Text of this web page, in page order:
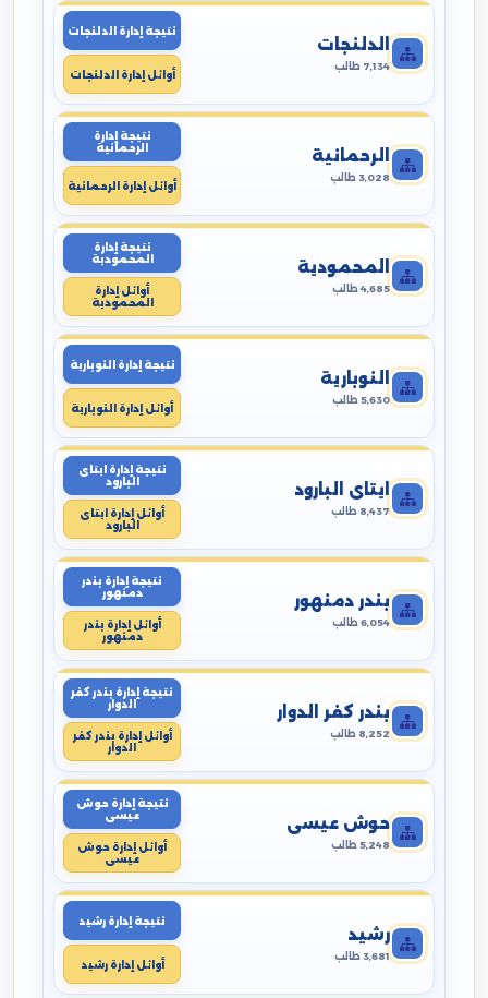
الدلنجات
7,134 طالب
نتيجة إدارة الدلنجات
أوائل إدارة الدلنجات
الرحمانية
3,028 طالب
نتيجة إدارة
الرحمانية
أوائل إدارة الرحمانية
المحمودية
4,685 طالب
نتيجة إدارة
المحمودية
أوائل إدارة
المحمودية
النوبارية
5,630 طالب
نتيجة إدارة النوبارية
أوائل إدارة النوبارية
ايتاى البارود
8,437 طالب
نتيجة إدارة ايتاى
البارود
أوائل إدارة ايتاى
البارود
بندر دمنهور
6,054 طالب
نتيجة إدارة بندر
دمنهور
أوائل إدارة بندر
دمنهور
بندر كفر الدوار
8,252 طالب
نتيجة إدارة بندر كفر
الدوار
أوائل إدارة بندر كفر
الدوار
حوش عيسى
5,248 طالب
نتيجة إدارة حوش
عيسى
أوائل إدارة حوش
عيسى
رشيد
3,681 طالب
نتيجة إدارة رشيد
أوائل إدارة رشيد